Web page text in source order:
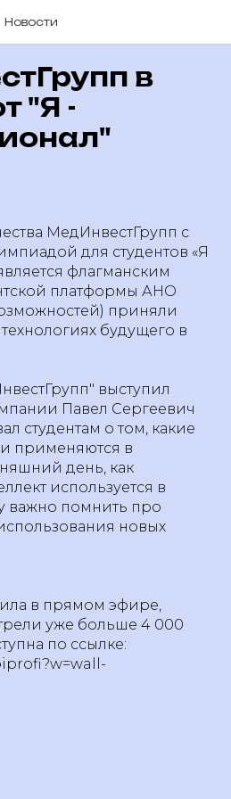
Новости
в
"Я -
МедИнвестГрупп с
для студентов «Я
флагманским
платформы АНО
приняли
будущего в
выступил
Павел Сергеевич
студентам о том, какие
применяются в
день, ‌как
используется в
важно помнить про
новых
в прямом эфире,
уже больше 4 000
по ссылке: